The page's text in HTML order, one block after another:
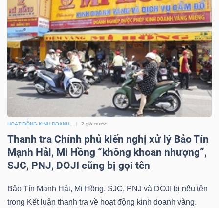
HOẠT ĐỘNG KINH DOANH 2 giờ trước
Thanh tra Chính phủ kiến nghị xử lý Bảo Tín
Mạnh Hải, Mi Hồng “không khoan nhượng”,
SJC, PNJ, DOJI cũng bị gọi tên
Bảo Tín Mạnh Hải, Mi Hồng, SJC, PNJ và DOJI bị nêu tên
trong Kết luận thanh tra về hoạt động kinh doanh vàng.
BẤT
ĐỘNG
SẢN
chứng
khoán
(-)
Tất cả Chỉ số
Lãnh